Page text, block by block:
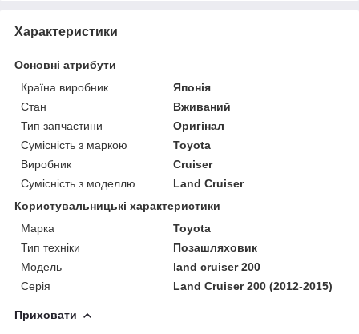
Характеристики
Основні атрибути
Країна виробник
Японія
Стан
Вживаний
Тип запчастини
Оригінал
Сумісність з маркою
Toyota
Виробник
Cruiser
Сумісність з моделлю
Land Cruiser
Користувальницькі характеристики
Марка
Toyota
Тип техніки
Позашляховик
Модель
land cruiser 200
Серія
Land Cruiser 200 (2012-2015)
Приховати